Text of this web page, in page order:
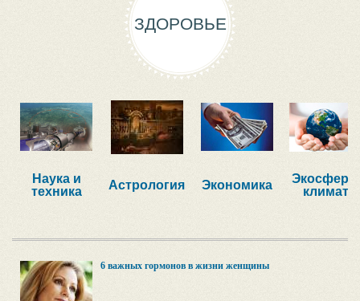
ЗДОРОВЬЕ
Наука и
техника
Астрология Экономика
Экосфера,
климат
6 важных гормонов в жизни женщины